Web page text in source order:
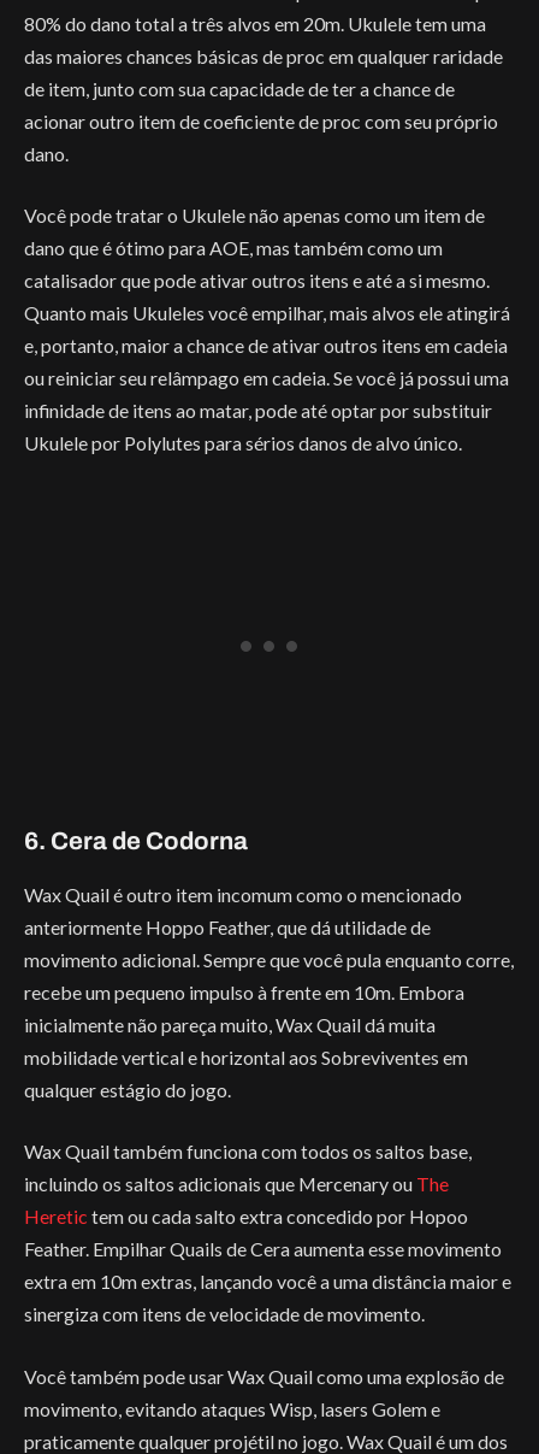
80% do dano total a três alvos em 20m. Ukulele tem uma
das maiores chances básicas de proc em qualquer raridade
de item, junto com sua capacidade de ter a chance de
acionar outro item de coeficiente de proc com seu próprio
dano.
Você pode tratar o Ukulele não apenas como um item de
dano que é ótimo para AOE, mas também como um
catalisador que pode ativar outros itens e até a si mesmo.
Quanto mais Ukuleles você empilhar, mais alvos ele atingirá
e, portanto, maior a chance de ativar outros itens em cadeia
ou reiniciar seu relâmpago em cadeia. Se você já possui uma
infinidade de itens ao matar, pode até optar por substituir
Ukulele por Polylutes para sérios danos de alvo único.
6. Cera de Codorna
Wax Quail é outro item incomum como o mencionado
anteriormente Hoppo Feather, que dá utilidade de
movimento adicional. Sempre que você pula enquanto corre,
recebe um pequeno impulso à frente em 10m. Embora
inicialmente não pareça muito, Wax Quail dá muita
mobilidade vertical e horizontal aos Sobreviventes em
qualquer estágio do jogo.
Wax Quail também funciona com todos os saltos base,
incluindo os saltos adicionais que Mercenary ou The
Heretic tem ou cada salto extra concedido por Hopoo
Feather. Empilhar Quails de Cera aumenta esse movimento
extra em 10m extras, lançando você a uma distância maior e
sinergiza com itens de velocidade de movimento.
Você também pode usar Wax Quail como uma explosão de
movimento, evitando ataques Wisp, lasers Golem e
praticamente qualquer projétil no jogo. Wax Quail é um dos